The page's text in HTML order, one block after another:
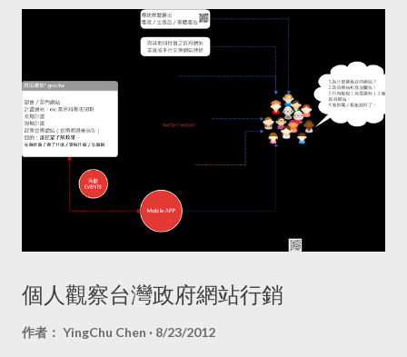
電話問某個部會，如果消費者在國外電子商務平台買東西，但資
料被外洩怎麼辦？雖然政府願意協助，但衡量至國外打官司的時
間和成本，就會讓人卻步。 有些行為在現實世界裡有法...
以在分類上就出現了如右圖一般的情況，在英文標籤裡會有文
章，但是在中文標籤裡是沒有文章出現的，但奇怪的是，有些中
文標籤已經不見了，然而在Beauty-Beta這個部落格裡，我也做
了分類上的變動，由於以前用英文開頭的Label，所以在label的變
動上倒是不用擔心會有這樣的情況。 再來是文章的內容，把以前
的文章重新分類，標題前面的一些全形符號或是分類刪掉，除了
一些比較特殊的，我會留著，例如壹陸壹，因為在label裡為了統
一，我留著原本的E61，但人家的店名是壹陸壹，所以留下文章
標題前面的中文分類，另外像是Entertainment項目裡，可能有音
樂，可能有電影，就會在前面留下中文分類。 前簡單的CSS和
間鑽研當然是好事，可是轉換後，我一直沒有時間去改，當然多
半也是因為懶，到現在也是拿別人做好的版型去改配色而已，所
個人觀察台灣政府網站行銷
作者： YingChu Chen 8/23/2012